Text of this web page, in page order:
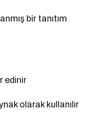
bir tanıtım
edinir
olarak kullanılır